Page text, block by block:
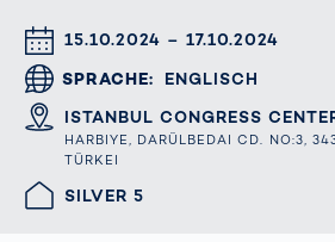
DATUM & UHRZEIT
15.10.2024 – 17.10.2024
SPRACHE
ENGLISCH
ORT
ISTANBUL CONGRESS
HARBIYE, DARÜLBEDAI CD. NO:3,
TÜRKEI
HALLE/STAND
SILVER 5